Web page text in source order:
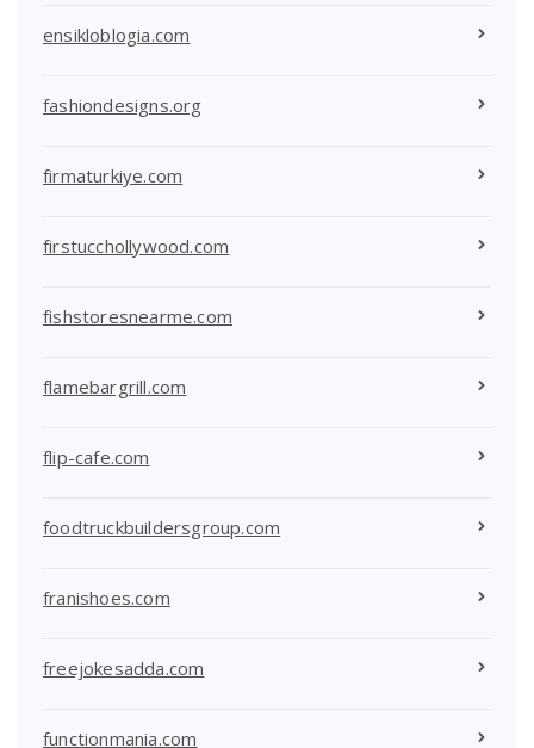
ensikloblogia.com
fashiondesigns.org
firmaturkiye.com
firstucchollywood.com
fishstoresnearme.com
flamebargrill.com
flip-cafe.com
foodtruckbuildersgroup.com
franishoes.com
freejokesadda.com
functionmania.com